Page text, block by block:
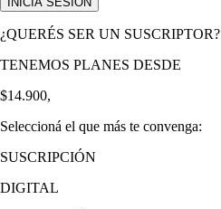
¿QUERÉS SER UN SUSCRIPTOR?
TENEMOS PLANES DESDE
$14.900,
Seleccioná el que más te convenga:
SUSCRIPCIÓN
DIGITAL